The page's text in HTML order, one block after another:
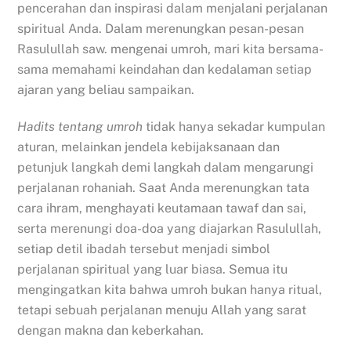
pencerahan dan inspirasi dalam menjalani perjalanan
spiritual Anda. Dalam merenungkan pesan-pesan
Rasulullah saw. mengenai umroh, mari kita bersama-
sama memahami keindahan dan kedalaman setiap
ajaran yang beliau sampaikan.
Hadits tentang umroh tidak hanya sekadar kumpulan
aturan, melainkan jendela kebijaksanaan dan
petunjuk langkah demi langkah dalam mengarungi
perjalanan rohaniah. Saat Anda merenungkan tata
cara ihram, menghayati keutamaan tawaf dan sai,
serta merenungi doa-doa yang diajarkan Rasulullah,
setiap detil ibadah tersebut menjadi simbol
perjalanan spiritual yang luar biasa. Semua itu
mengingatkan kita bahwa umroh bukan hanya ritual,
tetapi sebuah perjalanan menuju Allah yang sarat
dengan makna dan keberkahan.